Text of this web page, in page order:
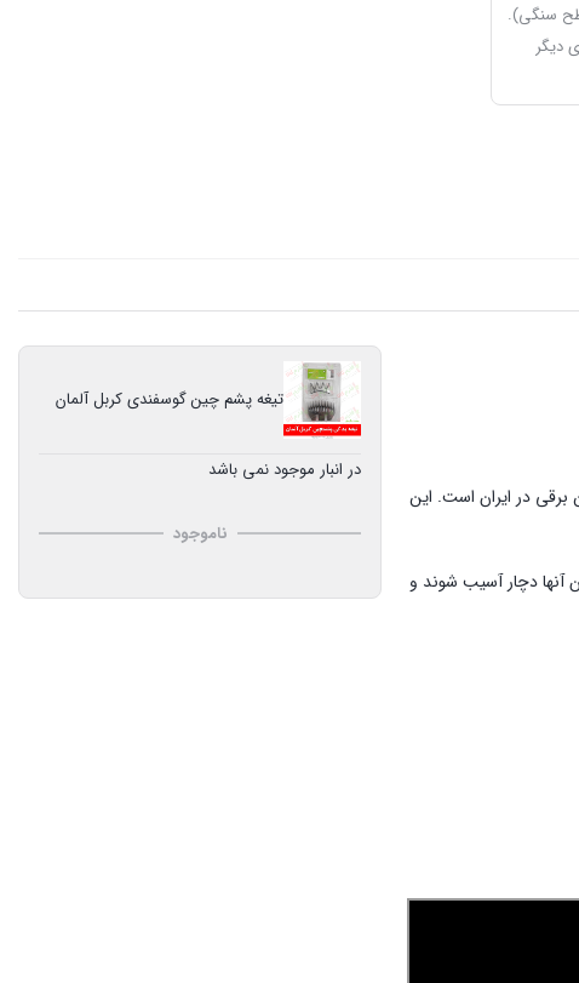
سنگی).
دیگر
پشم چین با قدرت 400 وات خود قوی ترین پشم چین برقی در ایران است. این
آنها دچار آسیب شوند و
تیغه پشم چین گوسفندی کربل آلمان
در انبار موجود نمی باشد
ناموجود